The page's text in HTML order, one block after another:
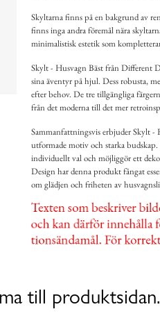
Skyltarna finns på en bakgrund av
finns inga andra föremål nära
minimalistisk estetik som
Skylt - Husvagn Bäst från Different
sina äventyr på hjul. Dess robusta,
efter behov. De tre tillgängliga
från det moderna till det mer
Sammanfattningsvis erbjuder Skylt -
utformade motiv och starka
individuellt val och möjliggör ett
Design har denna produkt fångat
om glädjen och friheten av
till produktsidan.